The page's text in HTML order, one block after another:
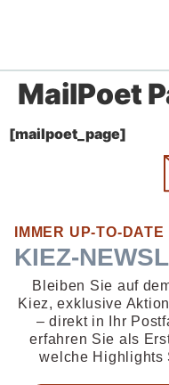
MailPoet
[mailpoet_page]
IMMER UP-TO-DATE
KIEZ-
Bleiben Sie auf
Kiez, exklusive
– direkt in Ihr
erfahren Sie als
welche Highlights